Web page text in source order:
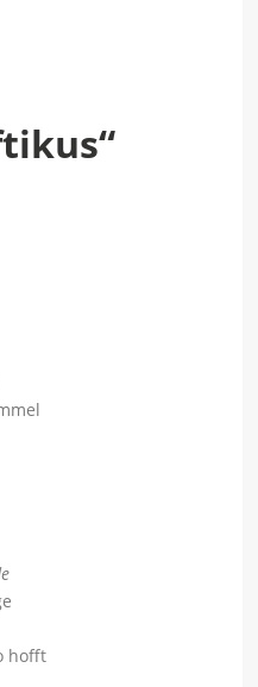
hofft